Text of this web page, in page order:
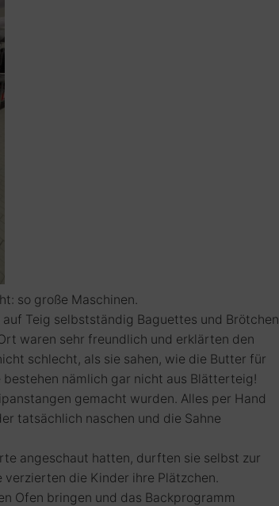
so große Maschinen.
Teig selbstständig Baguettes und Brötchen
waren sehr freundlich und erklärten den
schlecht, als sie sahen, wie die Butter für
bestehen nämlich gar nicht aus Blätterteig!
gemacht wurden. Alles per Hand
tatsächlich naschen und die Sahne
angeschaut hatten, durften sie selbst zur
die Kinder ihre Plätzchen.
Ofen bringen und das Backprogramm